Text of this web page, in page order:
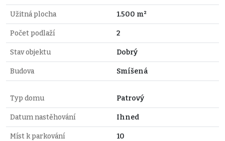
Užitná plocha 1.500 m²
Počet podlaží 2
Stav objektu Dobrý
Budova Smíšená
Typ domu Patrový
Datum nastěhování Ihned
Míst k parkování 10